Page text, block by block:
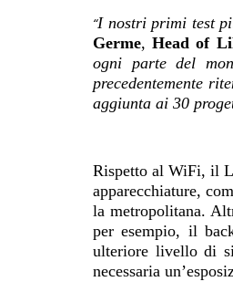
“I nostri primi test
Germe,Head of
ogni parte del
precedentemente
aggiunta ai 30
Rispetto al WiFi, il
apparecchiature,
la metropolitana.
per esempio, il
ulteriore livello di
necessaria